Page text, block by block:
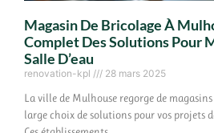
Magasin De Bricolage À
Complet Des Solutions Pour
Salle D’eau
renovation-kpl 28 mars 2025
La ville de Mulhouse regorge de
large choix de solutions pour vos projets